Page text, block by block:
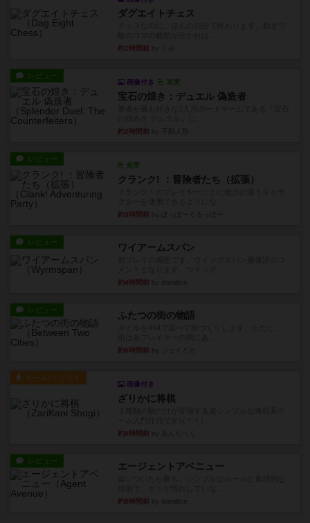
ダグエイトチェス
約1時間前
レビュー
画像付き 充実
宝石の煌き：デュエル 偽造者
約2時間前
レビュー
充実
クランク! ：冒険者たち（拡張）
約3時間前
レビュー ワイアームスパン
約4時間前
レビュー ふたつの街の物語
約8時間前
ルール/インスト
画像付き
ざりかに将棋
約8時間前
レビュー エージェントアベニュー
約8時間前